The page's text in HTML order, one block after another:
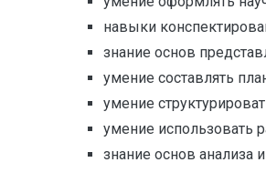
навыки
знание основ
умение составлять
умение
умение использовать
знание основ анализа